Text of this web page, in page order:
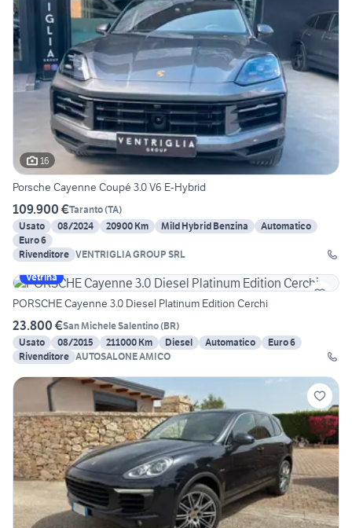
16
Porsche Cayenne Coupé 3.0 V6 E-Hybrid
109.900 €Taranto(TA)
Usato
08/2024 20900 Km Mild Hybrid Benzina
Automatico
Euro 6
Rivenditore VENTRIGLIA GROUP SRL
Vetrina
PORSCHE Cayenne 3.0 Diesel Platinum Edition Cerchi
23.800 €San Michele Salentino(BR)
Usato
08/2015 211000 Km Diesel Automatico
Euro 6
Rivenditore AUTOSALONE AMICO